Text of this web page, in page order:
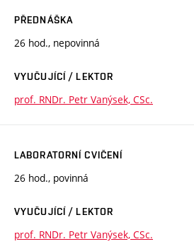
PŘEDNÁŠKA
26 hod., nepovinná
VYUČUJÍCÍ / LEKTOR
prof. RNDr. Petr Vanýsek, CSc.
LABORATORNÍ CVIČENÍ
26 hod., povinná
VYUČUJÍCÍ / LEKTOR
prof. RNDr. Petr Vanýsek, CSc.